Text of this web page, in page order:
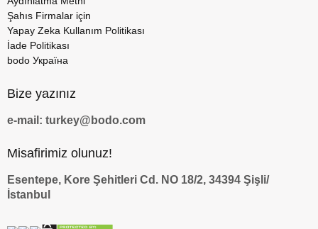
Şahıs Firmalar için
Yapay Zeka Kullanım Politikası
İade Politikası
bodo Україна
Bize yazınız
e-mail: turkey@bodo.com
Misafirimiz olunuz!
Esentepe, Kore Şehitleri Cd. NO 18/2, 34394 Şişli/
İstanbul